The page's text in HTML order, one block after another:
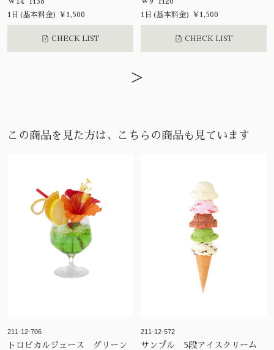
1日(基本料金) ¥1,500
CHECK LIST
1日(基本料金) ¥1,500
CHECK LIST
>
この商品を見た方は、こちらの商品も見ています
211-12-706
トロピカルジュース グリーン
211-12-572
サンプル 5段アイスクリーム